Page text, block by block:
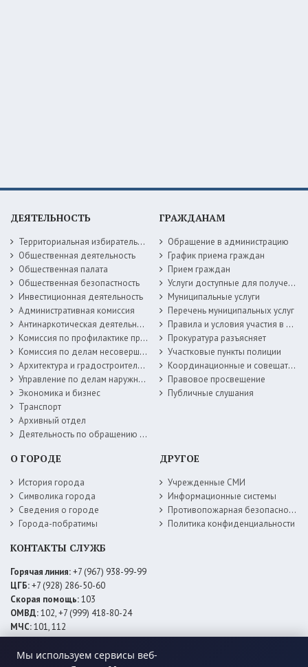
Мы используем сервисы веб-
ДЕЯТЕЛЬНОСТЬ
Территориальная избирательная комиссия
Общественная деятельность
Общественная палата
Общественная безопастность
Инвестиционная деятельность
Административная комиссия
Антинаркотическая деятельность
Комиссия по профилактике правонарушений
Комиссия по делам несовершеннолетних
Архитектура и градостроительство
Управление по делам наружной рекламы
Экономика и бизнес
Транспорт
Архивный отдел
Деятельность по обращению с животными без владельцев
ГРАЖДАНАМ
Обращение в администрацию
График приема граждан
Прием граждан
Услуги доступные для получения в электронной форме
Муниципальные услуги
Перечень муниципальных услуг
Правила и условия участия в жилищных программах
Прокуратура разъясняет
Участковые пункты полиции
Координационные и совещательные органы
Правовое просвещение
Публичные слушания
О ГОРОДЕ
История города
Символика города
Сведения о городе
Города-побратимы
ДРУГОЕ
Учрежденные СМИ
Информационные системы
Противопожарная безопасность
Политика конфиденциальности
КОНТАКТЫ СЛУЖБ
Горячая линия:+7 (967) 938-99-99
ЦГБ:+7 (928) 286-50-60
Скорая помощь:103
ОМВД:102, +7 (999) 418-80-24
МЧС:101, 112
ЕДДС:+7 (928) 576-09-83
Электросети:+7 (800) 220-02-20